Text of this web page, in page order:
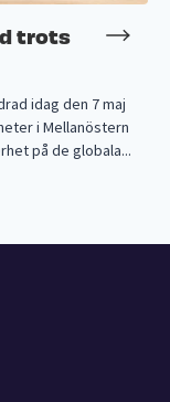
trots
idag den 7 maj
i Mellanöstern
på de globala...